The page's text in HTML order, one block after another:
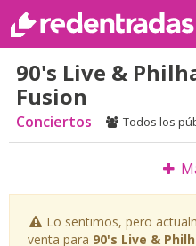
90's Live &
Fusion
Conciertos Todos los
Lo sentimos, pero
venta para 90's Live &